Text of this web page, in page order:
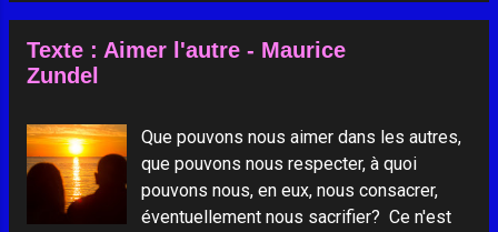
Texte : Aimer l'autre - Maurice
Zundel
Que pouvons nous aimer dans les autres,
que pouvons nous respecter, à quoi
pouvons nous, en eux, nous consacrer,
éventuellement nous sacrifier? Ce n'est